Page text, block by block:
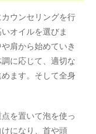
ウンセリングを行
オイルを選びま
肩から始めていき
に応じて、適切な
ます。そして全身
を置いて泡を使っ
になり、首や頭